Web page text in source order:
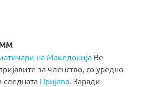
на Македонија Ве
за членство, со уредно
Пријава . Заради